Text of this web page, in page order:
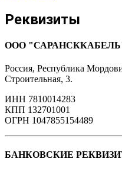
Реквизиты
ООО
Россия, Республика
Строительная, 3.
ИНН 7810014283
КПП 132701001
ОГРН 1047855154489
БАНКОВСКИЕ